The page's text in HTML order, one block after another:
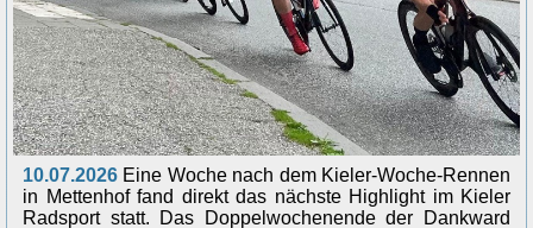
10.07.2026 Eine Woche nach dem Kieler-Woche-Rennen
in Mettenhof fand direkt das nächste Highlight im Kieler
Radsport statt. Das Doppelwochenende der Dankward